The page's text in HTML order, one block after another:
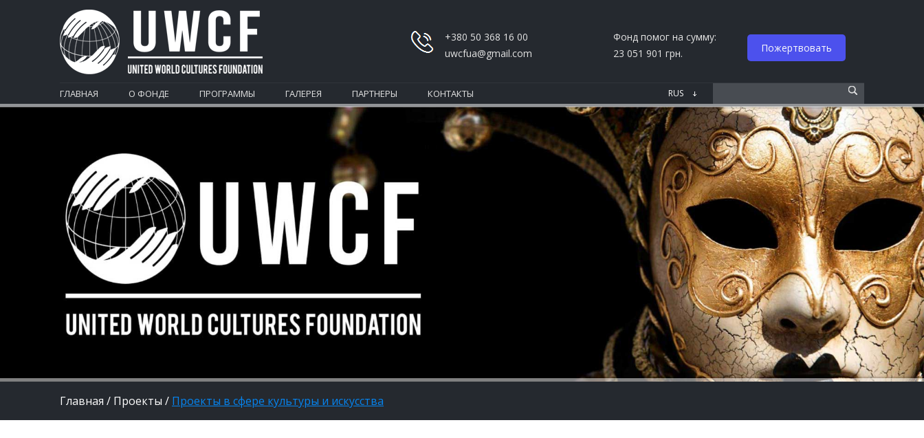
+380 50 368 16 00
uwcfua@gmail.com
Фонд помог на сумму:
23 051 901 грн.
Пожертвовать
ГЛАВНАЯ О ФОНДЕ ПРОГРАММЫ ГАЛЕРЕЯ ПАРТНЕРЫ КОНТАКТЫ
Главная / Проекты / Проекты в сфере культуры и искусства